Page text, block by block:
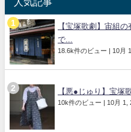
【宝塚歌劇】宙組
で...
18.6k件のビュー | 10月
【悪●じゅり】宝塚
10k件のビュー | 10月 1,